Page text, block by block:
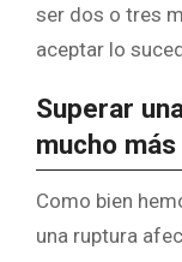
ser dos o tres
aceptar lo
Superar
mucho
Como bien
una ruptura